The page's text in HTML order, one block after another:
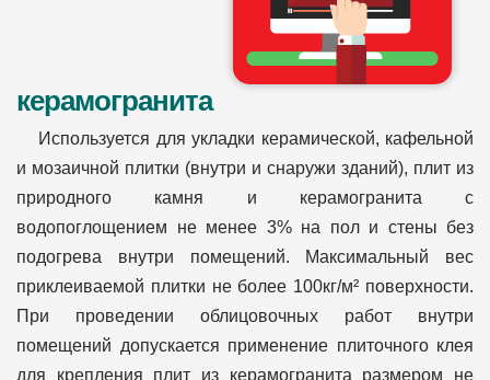
керамогранита
Используется для укладки керамической, кафельной
и мозаичной плитки (внутри и снаружи зданий), плит из
природного камня и керамогранита с
водопоглощением не менее 3% на пол и стены без
подогрева внутри помещений. Максимальный вес
приклеиваемой плитки не более 100кг/м² поверхности.
При проведении облицовочных работ внутри
помещений допускается применение плиточного клея
для крепления плит из керамогранита размером не